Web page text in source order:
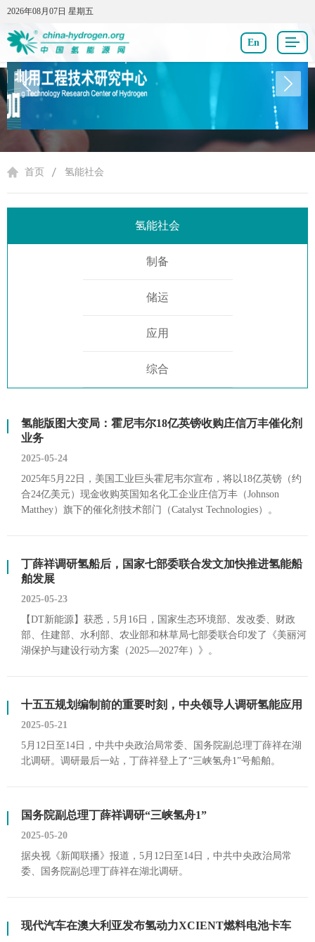
2026年08月07日 星期五
2026年08月07日 星期五
En
首页 氢能社会
氢能社会
制备
储运
应用
综合
氢能版图大变局：霍尼韦尔18亿英镑收购庄信万丰催化剂
业务
2025-05-24
2025年5月22日，美国工业巨头霍尼韦尔宣布，将以18亿英镑（约
合24亿美元）现金收购英国知名化工企业庄信万丰（Johnson
Matthey）旗下的催化剂技术部门（Catalyst Technologies）。
丁薛祥调研氢船后，国家七部委联合发文加快推进氢能船
舶发展
2025-05-23
【DT新能源】获悉，5月16日，国家生态环境部、发改委、财政
部、住建部、水利部、农业部和林草局七部委联合印发了《美丽河
湖保护与建设行动方案（2025—2027年）》。
十五五规划编制前的重要时刻，中央领导人调研氢能应用
2025-05-21
5月12日至14日，中共中央政治局常委、国务院副总理丁薛祥在湖
北调研。调研最后一站，丁薛祥登上了“三峡氢舟1”号船舶。
国务院副总理丁薛祥调研“三峡氢舟1”
2025-05-20
据央视《新闻联播》报道，5月12日至14日，中共中央政治局常
委、国务院副总理丁薛祥在湖北调研。
现代汽车在澳大利亚发布氢动力XCIENT燃料电池卡车